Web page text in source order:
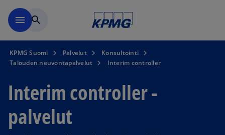
menu search
KPMG Suomi Palvelut
Konsultointi
Talouden neuvontapalvelut
Interim controller
Interim controller -
palvelut